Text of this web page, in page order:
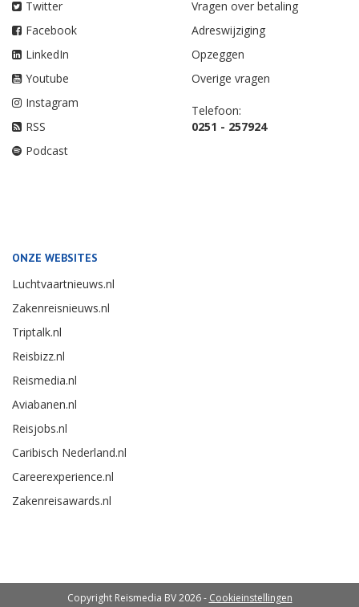
Twitter
Facebook
LinkedIn
Youtube
Instagram
RSS
Podcast
Vragen over betaling
Adreswijziging
Opzeggen
Overige vragen
Telefoon:
0251 - 257924
ONZE WEBSITES
Luchtvaartnieuws.nl
Zakenreisnieuws.nl
Triptalk.nl
Reisbizz.nl
Reismedia.nl
Aviabanen.nl
Reisjobs.nl
Caribisch Nederland.nl
Careerexperience.nl
Zakenreisawards.nl
Copyright Reismedia BV 2026 - Cookieinstellingen